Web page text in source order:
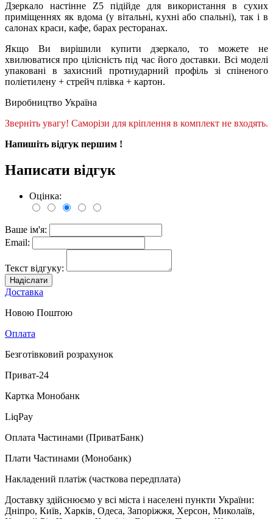
Дзеркало настінне Z5 підійде для використання в сухих
приміщеннях як вдома (у вітальні, кухні або спальні), так і в
салонах краси, кафе, барах ресторанах.
Якщо Ви вирішили купити дзеркало, то можете не
хвилюватися про цілісність під час його доставки. Всі моделі
упаковані в захисний протиударний профіль зі спіненого
поліетилену + стрейч плівка + картон.
Виробництво Україна
Зверніть увагу! Саморізи для кріплення в комплект не входять.
Напишіть відгук першим !
Написати відгук
Оцінка:
Ваше ім'я:
Email:
Текст відгуку:
Надіслати
Доставка
Новою Поштою
Оплата
Безготівковий розрахунок
Приват-24
Картка Монобанк
LiqPay
Оплата Частинами (ПриватБанк)
Плати Частинами (Монобанк)
Накладений платіж (часткова передплата)
Доставку здійснюємо у всі міста і населені пункти України:
Дніпро, Київ, Харків, Одеса, Запоріжжя, Херсон, Миколаїв,